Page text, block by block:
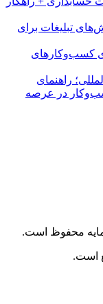
تبلیغات برای
کسب‌وکارهای
راهنمای
در عرصه
محفوظ است.
است.